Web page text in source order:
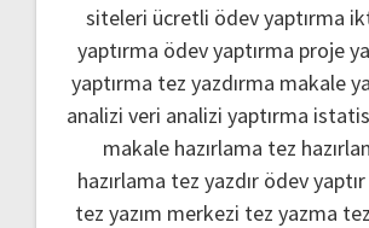
siteleri ücretli ödev yaptırma
yaptırma ödev yaptırma proje
yaptırma tez yazdırma makale
analizi veri analizi yaptırma
makale hazırlama tez
hazırlama tez yazdır ödev yaptır
tez yazım merkezi tez yazma